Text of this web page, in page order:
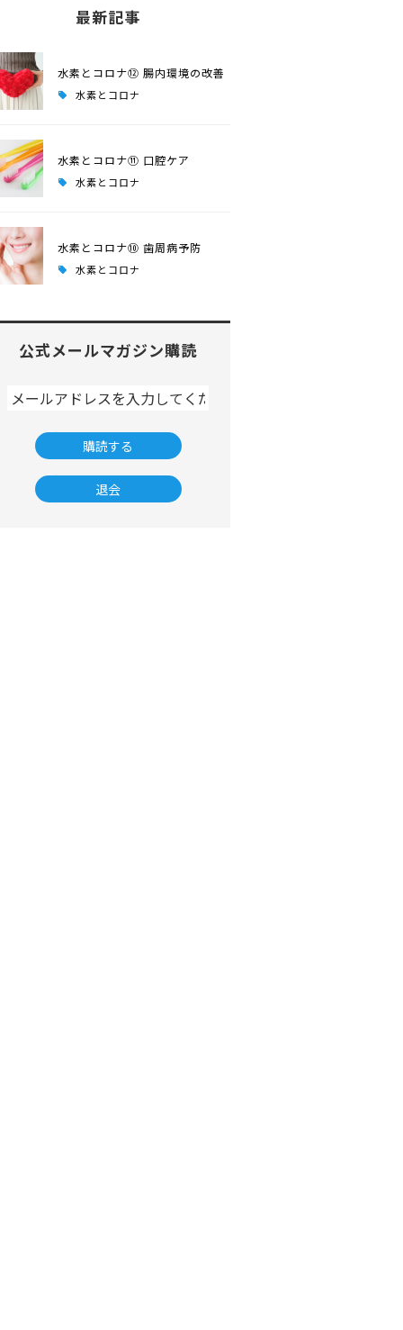
最新記事
水素とコロナ⑫ 腸内環境の改善
水素とコロナ
水素とコロナ⑪ 口腔ケア
水素とコロナ
水素とコロナ⑩ 歯周病予防
水素とコロナ
公式メールマガジン購読